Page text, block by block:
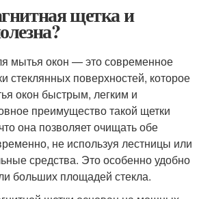
щетка и
мытья окон — это современное
стеклянных поверхностей, которое
окон быстрым, легким и
преимущество такой щетки
она позволяет очищать обе
не используя лестницы или
средства. Это особенно удобно
больших площадей стекла.